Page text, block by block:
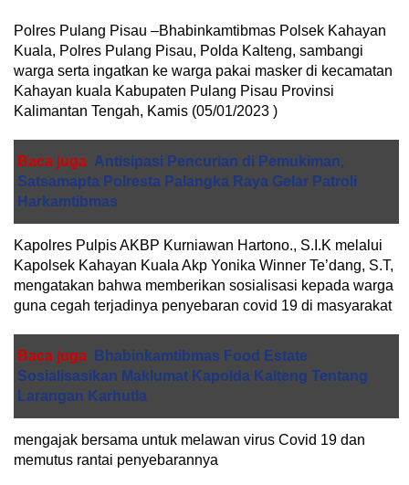
Polres Pulang Pisau –Bhabinkamtibmas Polsek Kahayan
Kuala, Polres Pulang Pisau, Polda Kalteng, sambangi
warga serta ingatkan ke warga pakai masker di kecamatan
Kahayan kuala Kabupaten Pulang Pisau Provinsi
Kalimantan Tengah, Kamis (05/01/2023 )
Baca juga Antisipasi Pencurian di Pemukiman,
Satsamapta Polresta Palangka Raya Gelar Patroli
Harkamtibmas
Kapolres Pulpis AKBP Kurniawan Hartono., S.I.K melalui
Kapolsek Kahayan Kuala Akp Yonika Winner Te’dang, S.T,
mengatakan bahwa memberikan sosialisasi kepada warga
guna cegah terjadinya penyebaran covid 19 di masyarakat
Baca juga
Bhabinkamtibmas Food Estate
Sosialisasikan Maklumat Kapolda Kalteng Tentang
Larangan Karhutla
mengajak bersama untuk melawan virus Covid 19 dan
memutus rantai penyebarannya